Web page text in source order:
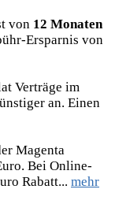
von 12 Monaten
Ersparnis von
Verträge im
an. Einen
Magenta
Bei Online-
Rabatt... mehr